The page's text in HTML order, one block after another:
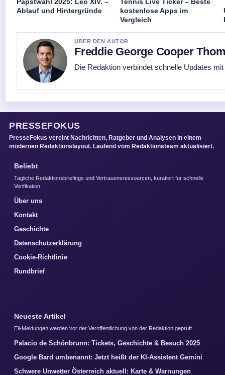
Ablauf und Hintergründe
kostenlose Apps im
Vergleich
UBER DEN AUTOR
Freddie George Cooper
Die Redaktion verbindet schnelle Updates
PRESSEFOKUS
PresseFokus vereint Nachrichten, Ratgeber und Analysen in einem
modernen Redaktionslayout. Laufend vom Redaktionsteam aktualisiert.
Beliebt
Tagliche Redaktionsbriefings und Vertrauensressourcen, kuratiert fur schnelle
Verifikation.
Über uns
Kontakt
Geschichte
Datenschutzerklärung
Cookie-Richtlinie
Rundbrief
Neueste Artikel
Eil-Meldungen werden vor der Veroffentlichung von der Redaktion gepruft.
Palacio de Schönbrunn: Tickets, Geschichte & Besuch 2025
Google Bard umbenannt: Jetzt heißt der KI-Assistent Gemini
Schwere Unwetter Österreich aktuell: Karte & Warnungen